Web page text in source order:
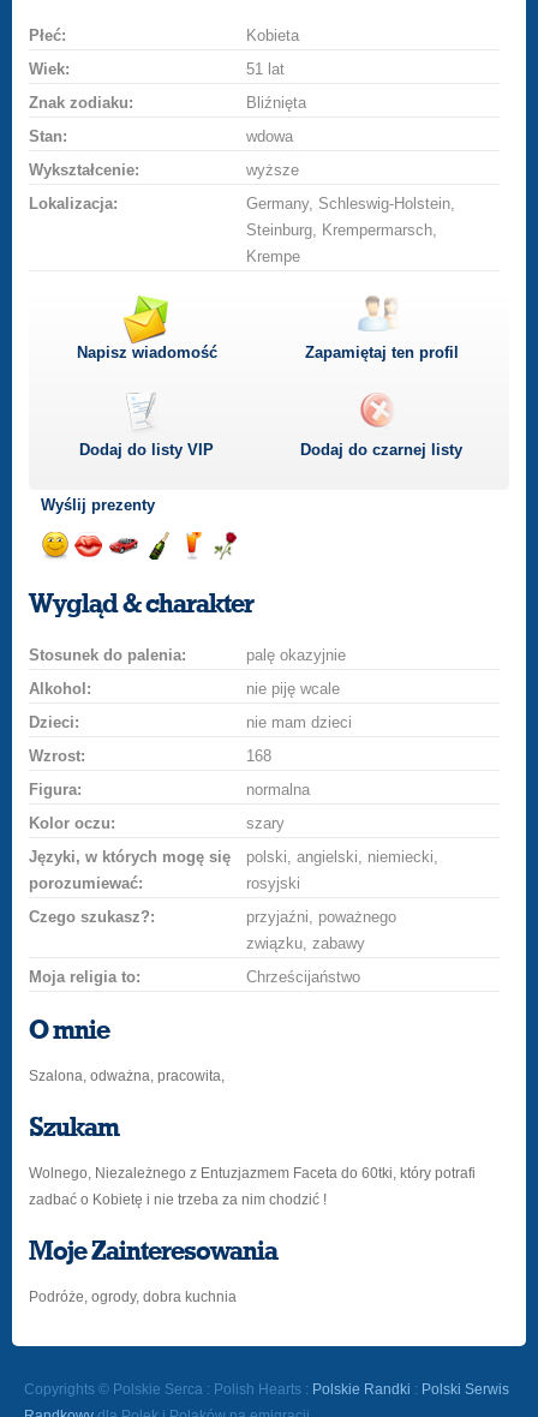
Płeć:
Kobieta
Wiek:
51 lat
Znak zodiaku:
Bliźnięta
Stan:
wdowa
Wykształcenie:
wyższe
Lokalizacja:
Germany, Schleswig-Holstein,
Steinburg, Krempermarsch,
Krempe
Napisz wiadomość Zapamiętaj ten profil
Dodaj do listyVIP Dodaj do czarnej listy
Wyślij prezenty
uśmiech
buziakasamochodem
szampana
drinka
różę
Wygląd & charakter
Stosunek do palenia:
palę okazyjnie
Alkohol:
nie piję wcale
Dzieci:
nie mam dzieci
Wzrost:
168
Figura:
normalna
Kolor oczu:
szary
Języki, w których mogę się
porozumiewać:
polski, angielski, niemiecki,
rosyjski
Czego szukasz?:
przyjaźni, poważnego
związku, zabawy
Moja religia to:
Chrześcijaństwo
O mnie
Szalona, odważna, pracowita,
Szukam
Wolnego, Niezależnego z Entuzjazmem Faceta do 60tki, który potrafi
zadbać o Kobietę i nie trzeba za nim chodzić !
Moje Zainteresowania
Podróże, ogrody, dobra kuchnia
Copyrights © Polskie Serca : Polish Hearts : Polskie Randki : Polski Serwis